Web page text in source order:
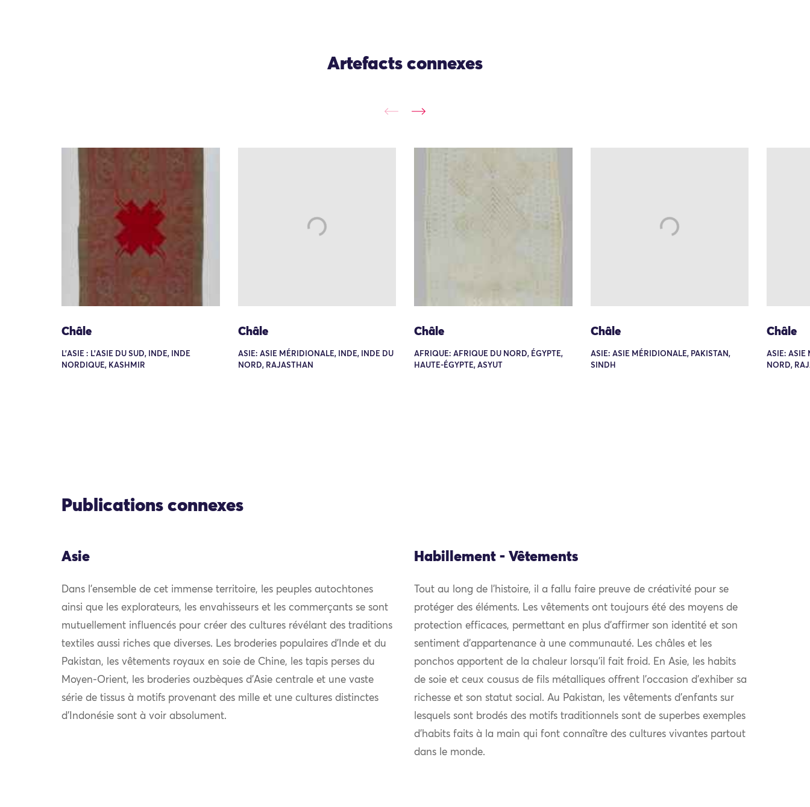
Artefacts connexes
Châle
L'ASIE : L'ASIE DU SUD, INDE, INDE
NORDIQUE, KASHMIR
Châle
ASIE: ASIE MÉRIDIONALE, INDE, INDE DU
NORD, RAJASTHAN
Châle
AFRIQUE: AFRIQUE DU NORD, ÉGYPTE,
HAUTE-ÉGYPTE, ASYUT
Châle
ASIE: ASIE MÉRIDIONALE, PAKISTAN,
SINDH
Châle
ASIE: ASIE
NORD,
Publications connexes
Asie
Dans l’ensemble de cet immense territoire, les peuples autochtones
ainsi que les explorateurs, les envahisseurs et les commerçants se sont
mutuellement influencés pour créer des cultures révélant des traditions
textiles aussi riches que diverses. Les broderies populaires d’Inde et du
Pakistan, les vêtements royaux en soie de Chine, les tapis perses du
Moyen-Orient, les broderies ouzbèques d’Asie centrale et une vaste
série de tissus à motifs provenant des mille et une cultures distinctes
d’Indonésie sont à voir absolument.
Habillement - Vêtements
Tout au long de l’histoire, il a fallu faire preuve de créativité pour se
protéger des éléments. Les vêtements ont toujours été des moyens de
protection efficaces, permettant en plus d’affirmer son identité et son
sentiment d’appartenance à une communauté. Les châles et les
ponchos apportent de la chaleur lorsqu’il fait froid. En Asie, les habits
de soie et ceux cousus de fils métalliques offrent l’occasion d’exhiber sa
richesse et son statut social. Au Pakistan, les vêtements d’enfants sur
lesquels sont brodés des motifs traditionnels sont de superbes exemples
d’habits faits à la main qui font connaître des cultures vivantes partout
dans le monde.